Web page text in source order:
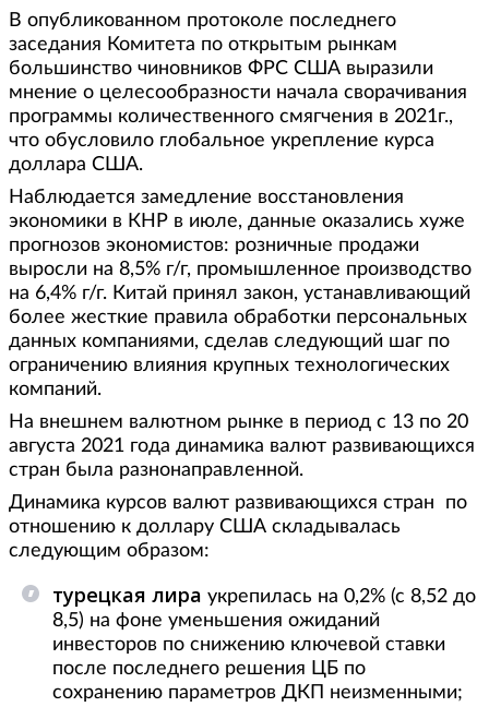
В опубликованном протоколе последнего
заседания Комитета по открытым рынкам
большинство чиновников ФРС США выразили
мнение о целесообразности начала сворачивания
программы количественного смягчения в 2021г.,
что обусловило глобальное укрепление курса
доллара США.
Наблюдается замедление восстановления
экономики в КНР в июле, данные оказались хуже
прогнозов экономистов: розничные продажи
выросли на 8,5% г/г, промышленное производство
на 6,4% г/г. Китай принял закон, устанавливающий
более жесткие правила обработки персональных
данных компаниями, сделав следующий шаг по
ограничению влияния крупных технологических
компаний.
На внешнем валютном рынке в период с 13 по 20
августа 2021 года динамика валют развивающихся
стран была разнонаправленной.
Динамика курсов валют развивающихся стран по
отношению к доллару США складывалась
следующим образом:
турецкая лира укрепилась на 0,2% (с 8,52 до
8,5) на фоне уменьшения ожиданий
инвесторов по снижению ключевой ставки
после последнего решения ЦБ по
сохранению параметров ДКП неизменными;